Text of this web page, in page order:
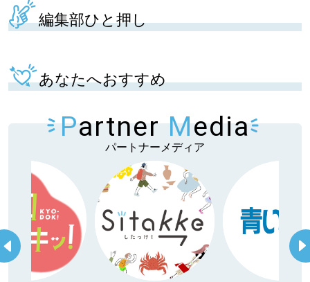
編集部ひと押し
あなたへおすすめ
Partner Media
パートナーメディア